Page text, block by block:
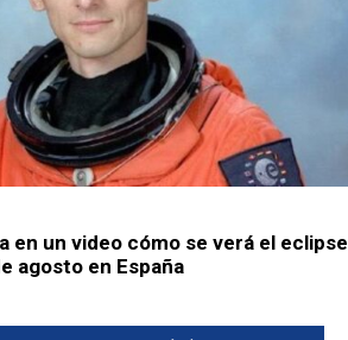
en un video cómo se verá el eclipse
agosto en España